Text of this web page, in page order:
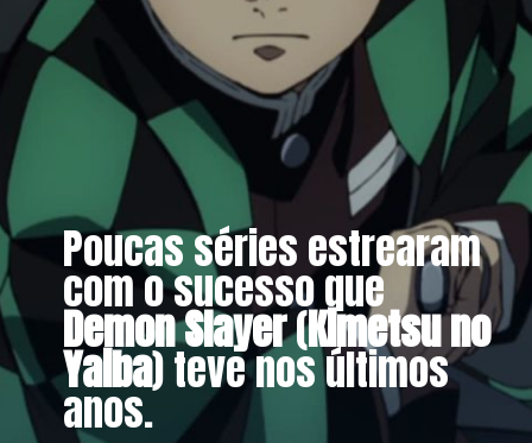
Poucas séries estrearam
com o sucesso que
Demon Slayer(Kimetsu no
Yaiba) teve nos últimos
anos.